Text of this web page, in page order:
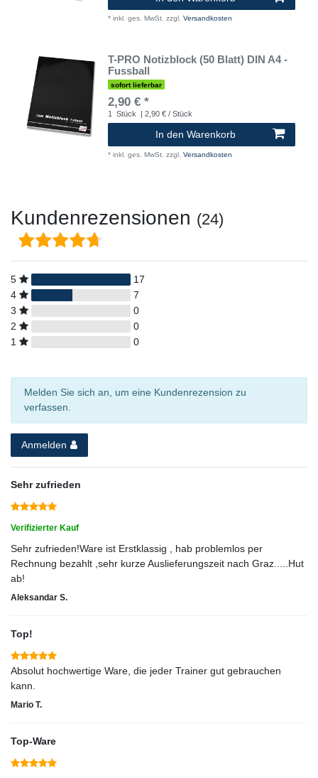
* inkl. ges. MwSt. zzgl. Versandkosten
T-PRO Notizblock (50 Blatt) DIN A4 -
Fussball
sofort lieferbar
2,90 € *
1 Stück | 2,90 € / Stück
In den Warenkorb
* inkl. ges. MwSt. zzgl. Versandkosten
Kundenrezensionen (24)
5
17
4
7
3
0
2
0
1
0
Melden Sie sich an, um eine Kundenrezension zu
verfassen.
Anmelden
Sehr zufrieden
Verifizierter Kauf
Sehr zufrieden!Ware ist Erstklassig , hab problemlos per
Rechnung bezahlt ,sehr kurze Auslieferungszeit nach Graz.....Hut
ab!
Aleksandar S.
Top!
Absolut hochwertige Ware, die jeder Trainer gut gebrauchen
kann.
Mario T.
Top-Ware